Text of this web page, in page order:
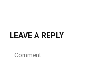
LEAVE A REPLY